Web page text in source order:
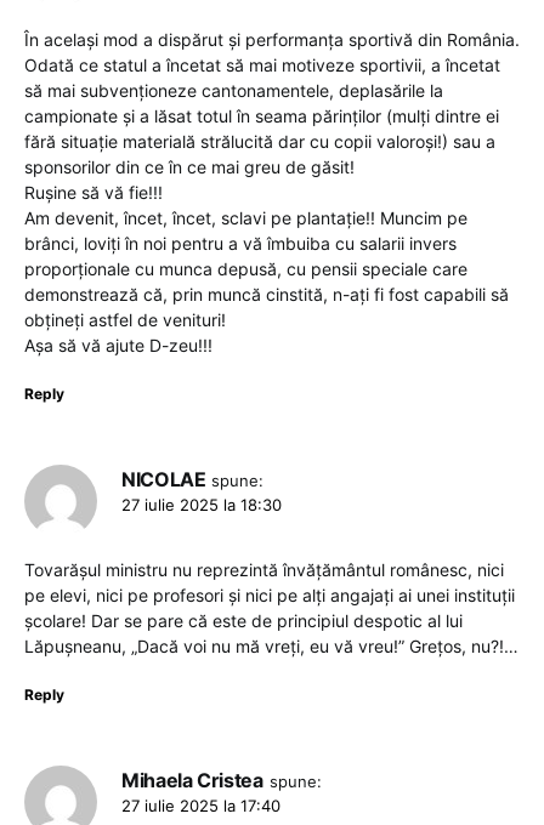
În același mod a dispărut și performanța sportivă din România.
Odată ce statul a încetat să mai motiveze sportivii, a încetat
să mai subvenționeze cantonamentele, deplasările la
campionate și a lăsat totul în seama părinților (mulți dintre ei
fără situație materială strălucită dar cu copii valoroși!) sau a
sponsorilor din ce în ce mai greu de găsit!
Rușine să vă fie!!!
Am devenit, încet, încet, sclavi pe plantație!! Muncim pe
brânci, loviți în noi pentru a vă îmbuiba cu salarii invers
proporționale cu munca depusă, cu pensii speciale care
demonstrează că, prin muncă cinstită, n-ați fi fost capabili să
obțineți astfel de venituri!
Așa să vă ajute D-zeu!!!
Reply
NICOLAE spune:
27 iulie 2025 la 18:30
Tovarășul ministru nu reprezintă învățământul românesc, nici
pe elevi, nici pe profesori și nici pe alți angajați ai unei instituții
școlare! Dar se pare că este de principiul despotic al lui
Lăpușneanu, „Dacă voi nu mă vreți, eu vă vreu!” Grețos, nu?!…
Reply
Mihaela Cristea spune:
27 iulie 2025 la 17:40